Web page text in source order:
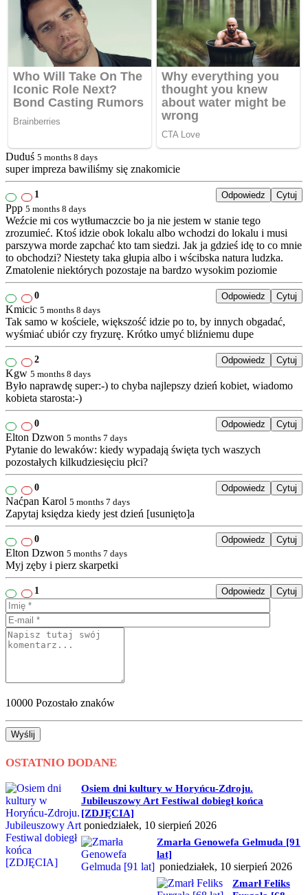
Duduś 5 months 8 days
super impreza bawiliśmy się znakomicie
1 Odpowiedz Cytuj
Ppp 5 months 8 days
Weźcie mi cos wytłumaczcie bo ja nie jestem w stanie tego
zrozumieć. Ktoś idzie obok lokalu albo wchodzi do lokalu i musi
parszywa morde zapchać kto tam siedzi. Jak ja gdzieś idę to co mnie
to obchodzi? Niestety taka głupia albo i wścibska natura ludzka.
Zmatolenie niektórych pozostaje na bardzo wysokim poziomie
0 Odpowiedz Cytuj
Kmicic 5 months 8 days
Tak samo w kościele, większość idzie po to, by innych obgadać,
wyśmiać ubiór czy fryzurę. Krótko umyć bliźniemu dupe
2 Odpowiedz Cytuj
Kgw 5 months 8 days
Było naprawdę super:-) to chyba najlepszy dzień kobiet, wiadomo
kobieta starosta:-)
0 Odpowiedz Cytuj
Elton Dzwon 5 months 7 days
Pytanie do lewaków: kiedy wypadają święta tych waszych
pozostałych kilkudziesięciu płci?
0 Odpowiedz Cytuj
Naćpan Karol 5 months 7 days
Zapytaj księdza kiedy jest dzień [usunięto]a
0 Odpowiedz Cytuj
Elton Dzwon 5 months 7 days
Myj zęby i pierz skarpetki
1 Odpowiedz Cytuj
10000 Pozostało znaków
Wyślij
OSTATNIO DODANE
Osiem dni kultury w Horyńcu-Zdroju.
Jubileuszowy Art Festiwal dobiegł końca
[ZDJĘCIA]
poniedziałek, 10 sierpień 2026
Zmarła Genowefa Gelmuda [91
lat]
poniedziałek, 10 sierpień 2026
Zmarł Feliks